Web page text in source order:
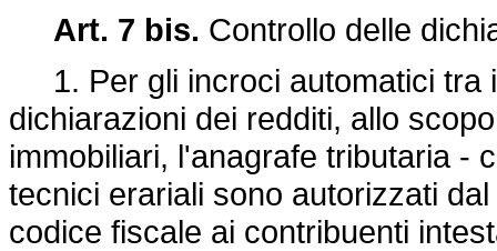
Art. 7 bis. Controllo delle
1. Per gli incroci automatici tra
dichiarazioni dei redditi, allo
immobiliari, l'anagrafe tributaria -
tecnici erariali sono autorizzati
codice fiscale ai contribuenti